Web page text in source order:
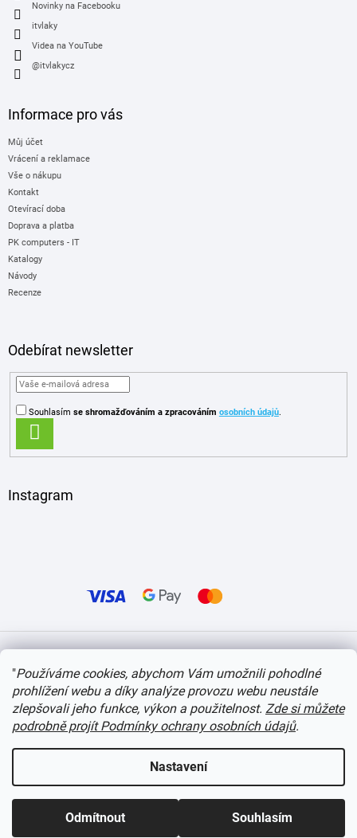
"Používáme cookies, abychom Vám umožnili pohodlné
prohlížení webu a díky analýze provozu webu neustále
zlepšovali jeho funkce, výkon a použitelnost. Zde si můžete
podrobně projít Podmínky ochrany osobních údajů.
Nastavení
Odmítnout Souhlasím
Novinky na Facebooku
itvlaky
Videa na YouTube
@itvlakycz
Informace pro vás
Můj účet
Vrácení a reklamace
Vše o nákupu
Kontakt
Otevírací doba
Doprava a platba
PK computers - IT
Katalogy
Návody
Recenze
Odebírat newsletter
Souhlasím se shromažďováním a zpracováním osobních údajů.
SE
Instagram
Copyright 2026 itvlaky.cz . Všechna práva vyhrazena. Upravit nastavení cookies